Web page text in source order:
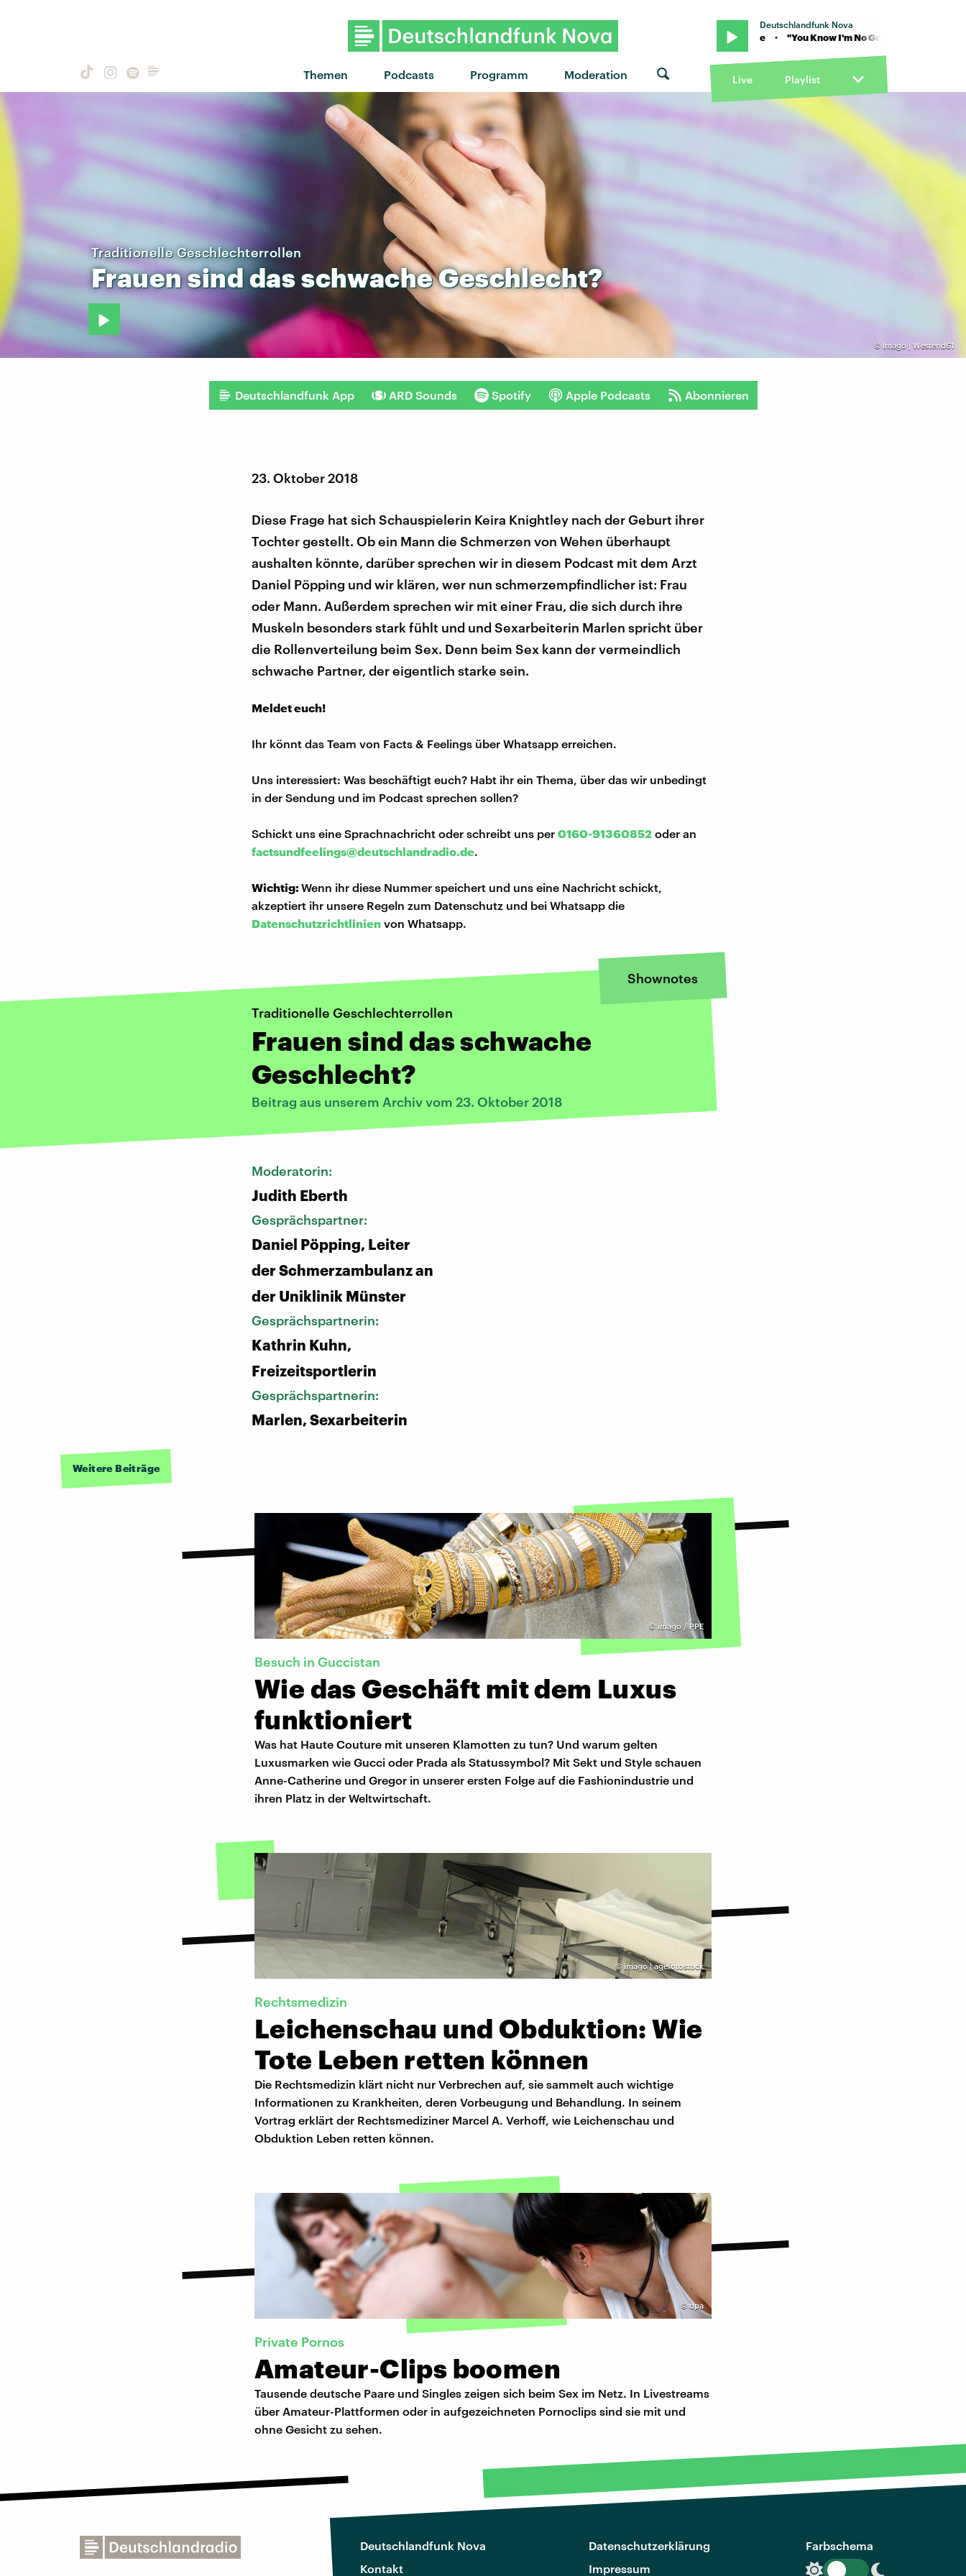
Themen Podcasts Programm Moderation
Deutschlandfunk Nova
"You Know I'm No Good" von Amy Winehouse · "You Know I'm No Good" von Amy Winehouse ·
Live Playlist
© Imago | Westend61
Traditionelle Geschlechterrollen
FrauensinddasschwacheGeschlecht?
Deutschlandfunk App ARD Sounds Spotify Apple Podcasts Abonnieren
23. Oktober 2018
Diese Frage hat sich Schauspielerin Keira Knightley nach der Geburt ihrer
Tochter gestellt. Ob ein Mann die Schmerzen von Wehen überhaupt
aushalten könnte, darüber sprechen wir in diesem Podcast mit dem Arzt
Daniel Pöpping und wir klären, wer nun schmerzempfindlicher ist: Frau
oder Mann. Außerdem sprechen wir mit einer Frau, die sich durch ihre
Muskeln besonders stark fühlt und und Sexarbeiterin Marlen spricht über
die Rollenverteilung beim Sex. Denn beim Sex kann der vermeindlich
schwache Partner, der eigentlich starke sein.
Meldet euch!
Ihr könnt das Team von Facts & Feelings über Whatsapp erreichen.
Uns interessiert: Was beschäftigt euch? Habt ihr ein Thema, über das wir unbedingt
in der Sendung und im Podcast sprechen sollen?
Schickt uns eine Sprachnachricht oder schreibt uns per 0160-91360852 oder an
factsundfeelings@deutschlandradio.de.
Wichtig:Wenn ihr diese Nummer speichert und uns eine Nachricht schickt,
akzeptiert ihr unsere Regeln zum Datenschutz und bei Whatsapp die
Datenschutzrichtlinien von Whatsapp.
Shownotes
Traditionelle Geschlechterrollen
Frauen sind das schwache
Geschlecht?
Beitrag aus unserem Archiv vom 23. Oktober 2018
Moderatorin:
Judith Eberth
Gesprächspartner:
Daniel Pöpping, Leiter
der Schmerzambulanz an
der Uniklinik Münster
Gesprächspartnerin:
Kathrin Kuhn,
Freizeitsportlerin
Gesprächspartnerin:
Marlen, Sexarbeiterin
Weitere Beiträge
©imago / PPE
Besuch in Guccistan
Wie das Geschäft mit dem Luxus
funktioniert
Was hat Haute Couture mit unseren Klamotten zu tun? Und warum gelten
Luxusmarken wie Gucci oder Prada als Statussymbol? Mit Sekt und Style schauen
Anne-Catherine und Gregor in unserer ersten Folge auf die Fashionindustrie und
ihren Platz in der Weltwirtschaft.
© imago | agefotostock
Rechtsmedizin
Leichenschau und Obduktion: Wie
Tote Leben retten können
Die Rechtsmedizin klärt nicht nur Verbrechen auf, sie sammelt auch wichtige
Informationen zu Krankheiten, deren Vorbeugung und Behandlung. In seinem
Vortrag erklärt der Rechtsmediziner Marcel A. Verhoff, wie Leichenschau und
Obduktion Leben retten können.
© dpa
Private Pornos
Amateur-Clips boomen
Tausende deutsche Paare und Singles zeigen sich beim Sex im Netz. In Livestreams
über Amateur-Plattformen oder in aufgezeichneten Pornoclips sind sie mit und
ohne Gesicht zu sehen.
Deutschlandfunk Nova
Kontakt
Datenschutzerklärung
Impressum
Farbschema